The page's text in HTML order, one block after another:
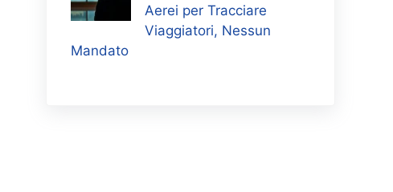
Aerei per Tracciare
Viaggiatori, Nessun
Mandato